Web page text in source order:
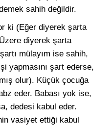
sahih değildir.
ki (Eğer diyerek şarta
diyerek şarta
mülayım ise sahih,
yapmasını şart ederse,
olur). Küçük çocuğa
eder. Babası yok ise,
dedesi kabul eder.
vasiyet ettiği kabul